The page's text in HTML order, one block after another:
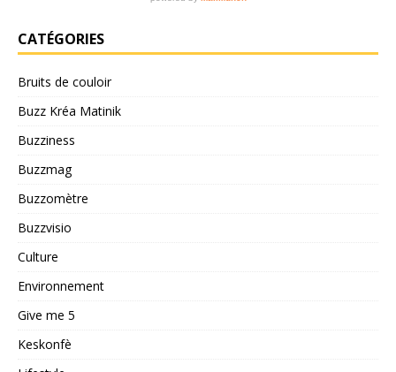
CATÉGORIES
Bruits de couloir
Buzz Kréa Matinik
Buzziness
Buzzmag
Buzzomètre
Buzzvisio
Culture
Environnement
Give me 5
Keskonfè